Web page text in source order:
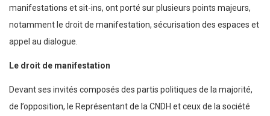
manifestations et sit-ins, ont porté sur plusieurs points majeurs,
notamment le droit de manifestation, sécurisation des espaces et
appel au dialogue.
Le droit de manifestation
Devant ses invités composés des partis politiques de la majorité,
de l’opposition, le Représentant de la CNDH et ceux de la société